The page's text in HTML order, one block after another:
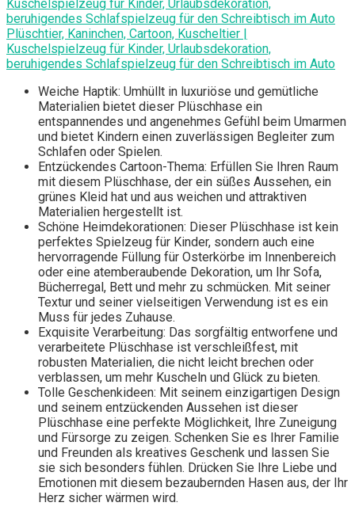
Plüschtier, Kaninchen, Cartoon, Kuscheltier |
Kuschelspielzeug für Kinder, Urlaubsdekoration,
beruhigendes Schlafspielzeug für den Schreibtisch im Auto
Weiche Haptik: Umhüllt in luxuriöse und gemütliche
Materialien bietet dieser Plüschhase ein
entspannendes und angenehmes Gefühl beim Umarmen
und bietet Kindern einen zuverlässigen Begleiter zum
Schlafen oder Spielen.
Entzückendes Cartoon-Thema: Erfüllen Sie Ihren Raum
mit diesem Plüschhase, der ein süßes Aussehen, ein
grünes Kleid hat und aus weichen und attraktiven
Materialien hergestellt ist.
Schöne Heimdekorationen: Dieser Plüschhase ist kein
perfektes Spielzeug für Kinder, sondern auch eine
hervorragende Füllung für Osterkörbe im Innenbereich
oder eine atemberaubende Dekoration, um Ihr Sofa,
Bücherregal, Bett und mehr zu schmücken. Mit seiner
Textur und seiner vielseitigen Verwendung ist es ein
Muss für jedes Zuhause.
Exquisite Verarbeitung: Das sorgfältig entworfene und
verarbeitete Plüschhase ist verschleißfest, mit
robusten Materialien, die nicht leicht brechen oder
verblassen, um mehr Kuscheln und Glück zu bieten.
Tolle Geschenkideen: Mit seinem einzigartigen Design
und seinem entzückenden Aussehen ist dieser
Plüschhase eine perfekte Möglichkeit, Ihre Zuneigung
und Fürsorge zu zeigen. Schenken Sie es Ihrer Familie
und Freunden als kreatives Geschenk und lassen Sie
sie sich besonders fühlen. Drücken Sie Ihre Liebe und
Emotionen mit diesem bezaubernden Hasen aus, der Ihr
Herz sicher wärmen wird.